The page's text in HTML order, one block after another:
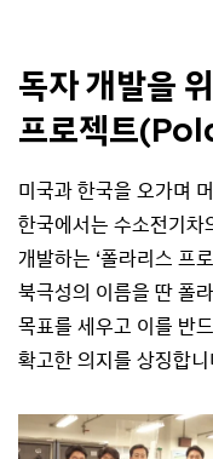
독자 개발을
프로젝트
미국과 한국을 오가며
한국에서는 수소전기차
개발하는 ‘폴라리스 프
북극성의 이름을 딴 폴
목표를 세우고 이를 반
확고한 의지를 상징합